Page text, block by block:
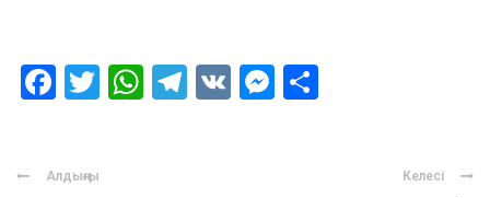
Facebook
Twitter
WhatsApp
Telegram
VK Messenger
Алдыңғы Келесі